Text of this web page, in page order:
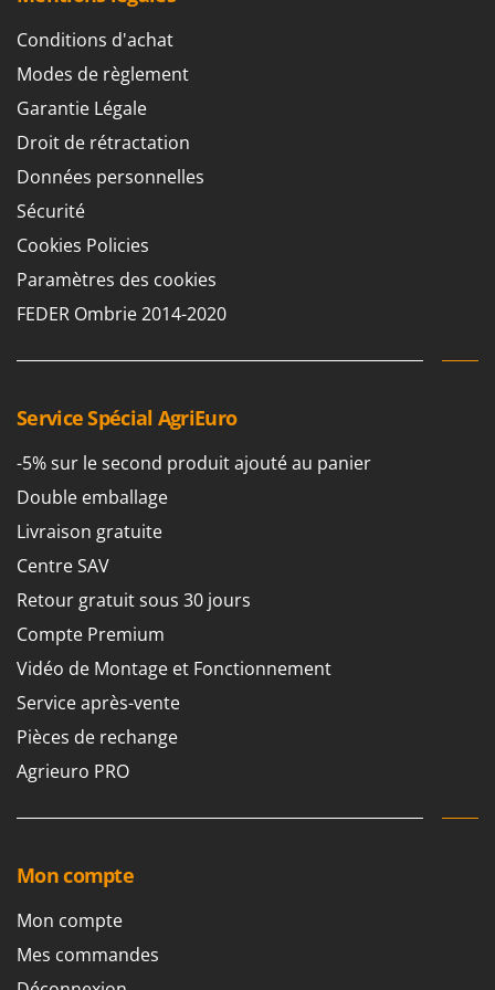
Perches Élagueuses
Pétrins à Spirale
Piscines
Planteuses de pommes de terre pour tracteur
Plateaux de coupe pour tracteur
Plumeuses
Pompes d'irrigation à tracteur
Pompes de transfert
Pompes immergées électriques
Postes à souder
Presses à pellets
Pressoirs à fruits
Pressoirs à Raisin
Pulvérisateurs
Pulvérisateurs portés
R
Rafraîchisseurs d'air par évaporation
Rampes de chargement en aluminium
Râpes à fromage électriques
Râteaux pour tracteur
Remplisseuses
Robots nettoyeurs de piscine
Rouleaux pour tracteur
S
Scies à os
Scies à Ruban
G
G3 Ferrari
Gardena
Garofalo
GeoTech
GeoTech Pro
Gierre
Ginko - MGM
Gipeco
Gre
H
Hailo
Helvi
Henx
HiKOKI
Honda
Il-Tec
Conditions d'achat
Modes de règlement
Garantie Légale
Droit de rétractation
Données personnelles
Sécurité
Cookies Policies
Paramètres des cookies
FEDER Ombrie 2014-2020
Service Spécial AgriEuro
-5% sur le second produit ajouté au panier
Double emballage
Livraison gratuite
Centre SAV
Retour gratuit sous 30 jours
Compte Premium
Vidéo de Montage et Fonctionnement
Service après-vente
Pièces de rechange
Agrieuro PRO
Mon compte
Mon compte
Mes commandes